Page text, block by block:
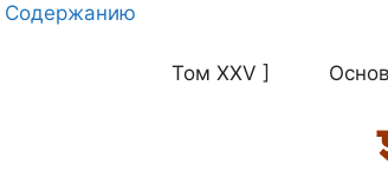
Содержанию
Том XXV ]